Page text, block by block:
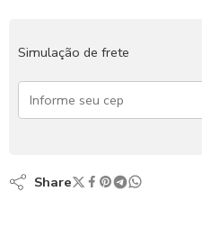
Simulação de frete
Share